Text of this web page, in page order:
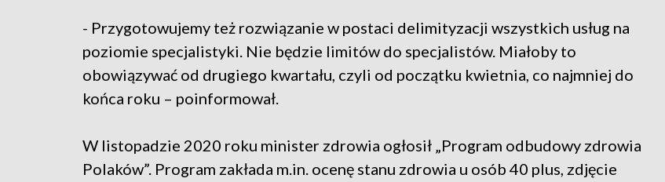
- Przygotowujemy też rozwiązanie w postaci delimityzacji wszystkich usług na
poziomie specjalistyki. Nie będzie limitów do specjalistów. Miałoby to
obowiązywać od drugiego kwartału, czyli od początku kwietnia, co najmniej do
końca roku – poinformował.
W listopadzie 2020 roku minister zdrowia ogłosił „Program odbudowy zdrowia
Polaków”. Program zakłada m.in. ocenę stanu zdrowia u osób 40 plus, zdjęcie